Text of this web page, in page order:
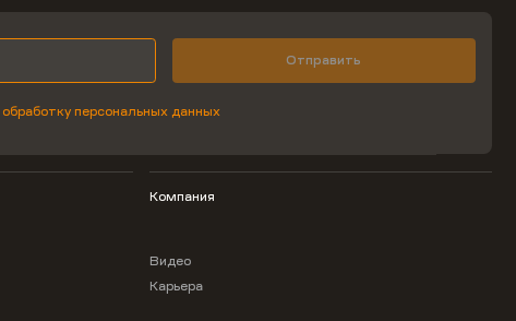
Отправить
обработку персональных данных
Компания
Видео
Карьера